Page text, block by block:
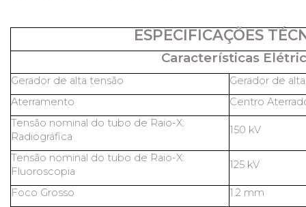
ESPECIFICAÇÕES
Características
Gerador de alta tensão
Gerador de
Aterramento
Centro
Tensão nominal do tubo de Raio-X:
Radiográfica
150 kV
Tensão nominal do tubo de Raio-X:
Fluoroscopia
125 kV
Foco Grosso
1.2 mm